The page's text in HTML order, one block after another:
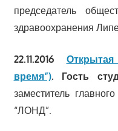
председатель
здравоохранения
22.11.2016
время”). Гость
заместитель
“ЛОНД”.